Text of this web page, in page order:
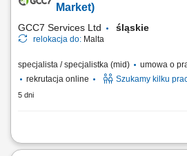
skuteczne dopasowanie oferty. Budowanie
Market)
GCC7 Services Ltd śląskie
relokacja do: Malta
specjalista / specjalistka (mid) umowa o
rekrutacja online
Szukamy kilku
5 dni
Twoje zadania: Prowadzenie rozmów